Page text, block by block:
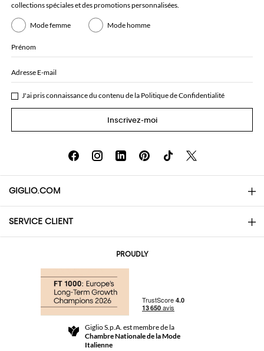
collections spéciales et des promotions personnalisées.
Mode femme Mode homme
Prénom
Adresse E-mail
J'ai pris connaissance du contenu de la Politique de Confidentialité
Inscrivez-moi
GIGLIO.COM
About
Community Store
SERVICE CLIENT
Retours et Remboursements
Termes et conditions générales de vente
For a safe shopping experience
PROUDLY
Giglio S.p.A. est membre de la
Chambre Nationale de la Mode
Italienne